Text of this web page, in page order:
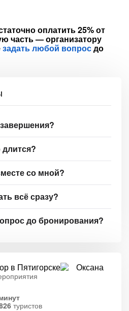
оплатить 25% от
часть — организатору
задать любой вопросдо
длится?
со мной?
всё сразу?
до бронирования?
в Пятигорске
туристов